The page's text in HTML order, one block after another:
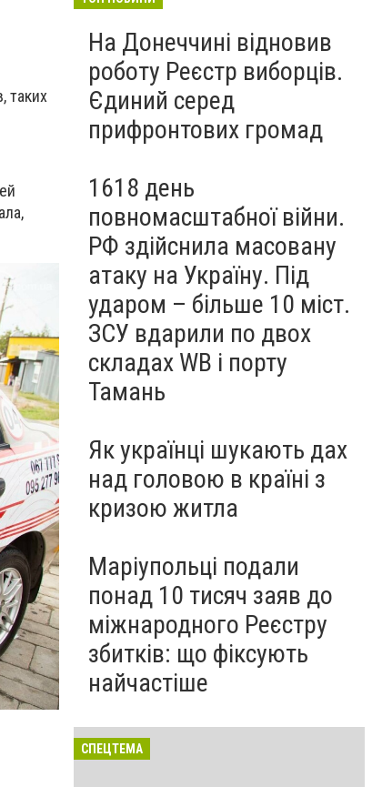
таких
столиці. 15 людей загинули.
В Росії палають
енергопідстанції та
черговий WB
На Донеччині відновив
роботу Реєстр виборців.
Єдиний серед
прифронтових громад
1618 день
повномасштабної війни.
РФ здійснила масовану
атаку на Україну. Під
ударом – більше 10 міст.
ЗСУ вдарили по двох
складах WB і порту
Тамань
Як українці шукають дах
над головою в країні з
кризою житла
Маріупольці подали
понад 10 тисяч заяв до
міжнародного Реєстру
збитків: що фіксують
найчастіше
СПЕЦТЕМА